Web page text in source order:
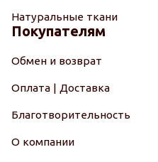
Натуральные ткани
Покупателям
Обмен и возврат
Оплата | Доставка
Благотворительность
О компании